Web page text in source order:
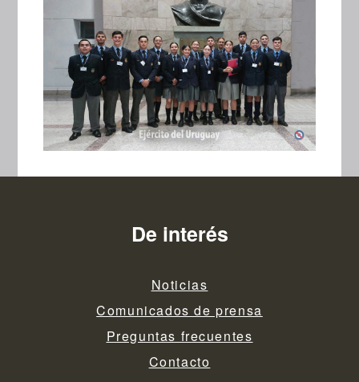
De interés
Noticias
Comunicados de prensa
Preguntas frecuentes
Contacto